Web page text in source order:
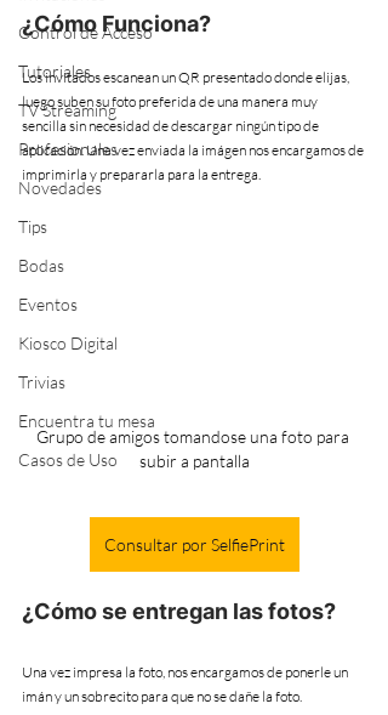
Control de Acceso
Tutoriales
TV Streaming
Profesionales
Novedades
Tips
Bodas
Eventos
Kiosco Digital
Trivias
Encuentra tu mesa
Casos de Uso
¿Cómo Funciona?
Los invitados escanean un QR presentado donde elijas,
luego suben su foto preferida de una manera muy
sencilla sin necesidad de descargar ningún tipo de
aplicación. Una vez enviada la imágen nos encargamos de
imprimirla y prepararla para la entrega.
Grupo de amigos tomandose una foto para
subir a pantalla
Consultar por SelfiePrint
¿Cómo se entregan las fotos?
Una vez impresa la foto, nos encargamos de ponerle un
imán y un sobrecito para que no se dañe la foto.